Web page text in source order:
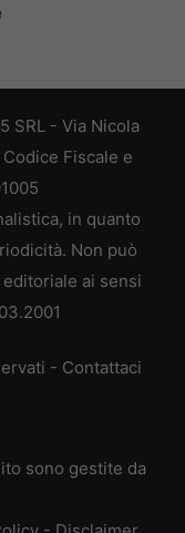
SRL - Via Nicola
Fiscale e
in quanto
Non può
ai sensi
- Contattaci
sono gestite da